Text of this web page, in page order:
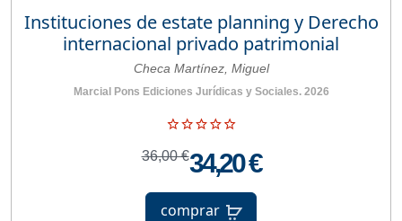
Instituciones de estate planning y Derecho
internacional privado patrimonial
Checa Martínez, Miguel
Marcial Pons Ediciones Jurídicas y Sociales. 2026
36,00 €34,20 €
comprar